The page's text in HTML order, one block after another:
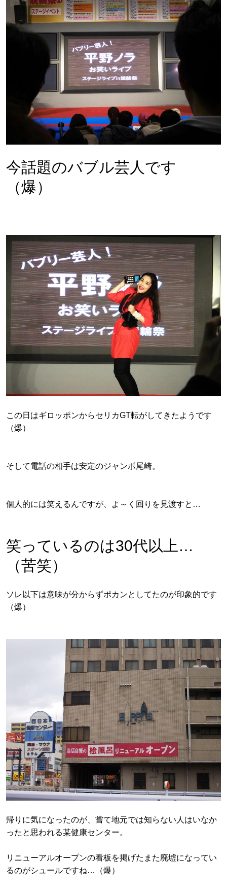
今話題のバブル芸人です
（爆）
この日はギロッポンからセリカGT転がしてきたようです
（爆）
そして電話の相手は安定のジャンボ尾崎。
個人的には笑えるんですが、よ～く回りを見渡すと…
笑っているのは30代以上…
（苦笑）
ソレ以下は意味が分からずポカンとしてたのが印象的です
（爆）
帰りに気になったのが、嘗て地元では知らない人はいなか
ったと思われる某健康センター。
リニューアルオープンの看板を掲げたまた廃墟になってい
るのがシュールですね…（爆）